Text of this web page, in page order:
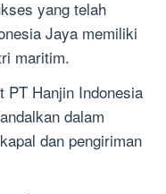
yang telah
Jaya memiliki
maritim.
PT Hanjin Indonesia
dalam
dan pengiriman